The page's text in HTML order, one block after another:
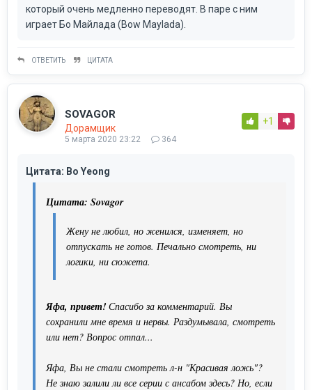
который очень медленно переводят. В паре с ним
играет Бо Майлада (Bow Maylada).
ОТВЕТИТЬ ЦИТАТА
SOVAGOR
Дорамщик
5 марта 2020 23:22 364
+1
Цитата: Bo Yeong
Цитата: Sovagor
Жену не любил, но женился, изменяет, но
отпускать не готов. Печально смотреть, ни
логики, ни сюжета.
Яфа, привет! Спасибо за комментарий. Вы
сохранили мне время и нервы. Раздумывала, смотреть
или нет? Вопрос отпал...
Яфа, Вы не стали смотреть л-н "Красивая ложь"?
Не знаю залили ли все серии с ансабом здесь? Но, если